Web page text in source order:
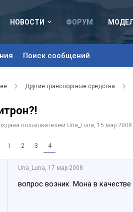
НОВОСТИ ФОРУМ
Поиск сообщений
Другие транспортные средства
пользователем Una_Luna, 15 мар 2008.
1 2 3 4
Una_Luna, 17 мар 2008
вопрос возник. Мона в